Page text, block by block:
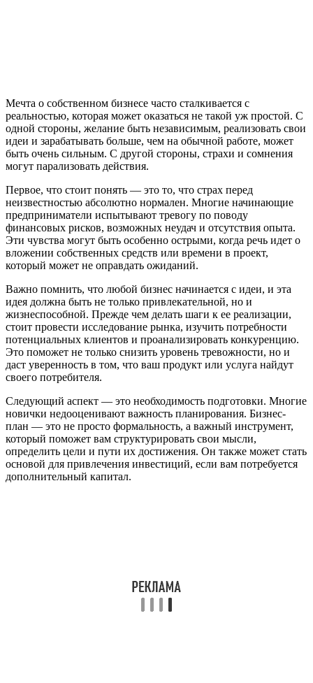
Мечта о собственном бизнесе часто сталкивается с
реальностью, которая может оказаться не такой уж простой. С
одной стороны, желание быть независимым, реализовать свои
идеи и зарабатывать больше, чем на обычной работе, может
быть очень сильным. С другой стороны, страхи и сомнения
могут парализовать действия.
Первое, что стоит понять — это то, что страх перед
неизвестностью абсолютно нормален. Многие начинающие
предприниматели испытывают тревогу по поводу
финансовых рисков, возможных неудач и отсутствия опыта.
Эти чувства могут быть особенно острыми, когда речь идет о
вложении собственных средств или времени в проект,
который может не оправдать ожиданий.
Важно помнить, что любой бизнес начинается с идеи, и эта
идея должна быть не только привлекательной, но и
жизнеспособной. Прежде чем делать шаги к ее реализации,
стоит провести исследование рынка, изучить потребности
потенциальных клиентов и проанализировать конкуренцию.
Это поможет не только снизить уровень тревожности, но и
даст уверенность в том, что ваш продукт или услуга найдут
своего потребителя.
Следующий аспект — это необходимость подготовки. Многие
новички недооценивают важность планирования. Бизнес-
план — это не просто формальность, а важный инструмент,
который поможет вам структурировать свои мысли,
определить цели и пути их достижения. Он также может стать
основой для привлечения инвестиций, если вам потребуется
дополнительный капитал.